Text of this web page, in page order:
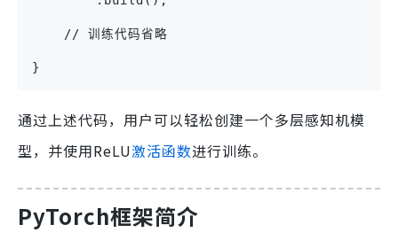
    // 训练代码省略
}
通过上述代码，用户可以轻松创建一个多层感知机模
型，并使用ReLU激活函数进行训练。
PyTorch框架简介